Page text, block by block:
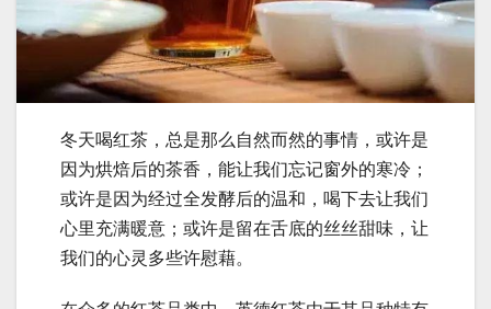
冬天喝红茶，总是那么自然而然的事情，或许是
因为烘焙后的茶香，能让我们忘记窗外的寒冷；
或许是因为经过全发酵后的温和，喝下去让我们
心里充满暖意；或许是留在舌底的丝丝甜味，让
我们的心灵多些许慰藉。